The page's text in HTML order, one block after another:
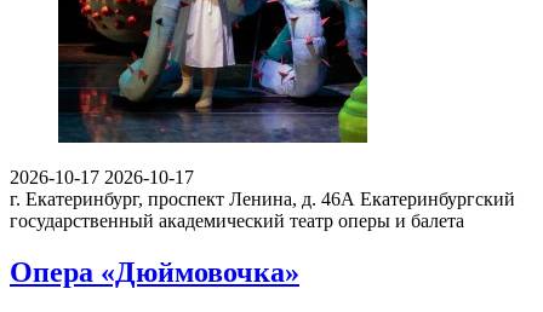
2026-10-17 2026-10-17
г. Екатеринбург, проспект Ленина, д. 46А Екатеринбургский
государственный академический театр оперы и балета
Опера «Дюймовочка»